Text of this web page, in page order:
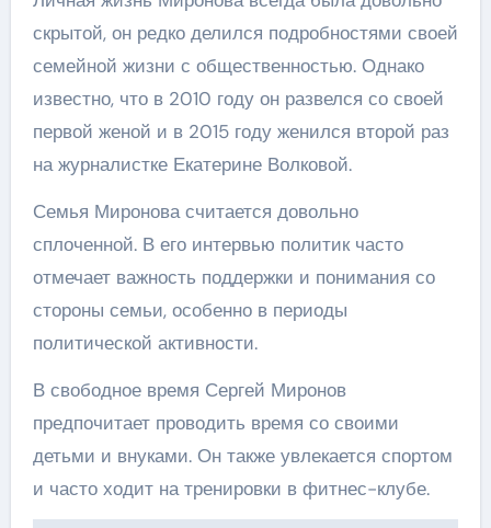
скрытой, он редко делился подробностями своей
семейной жизни с общественностью. Однако
известно, что в 2010 году он развелся со своей
первой женой и в 2015 году женился второй раз
на журналистке Екатерине Волковой.
Семья Миронова считается довольно
сплоченной. В его интервью политик часто
отмечает важность поддержки и понимания со
стороны семьи, особенно в периоды
политической активности.
В свободное время Сергей Миронов
предпочитает проводить время со своими
детьми и внуками. Он также увлекается спортом
и часто ходит на тренировки в фитнес-клубе.